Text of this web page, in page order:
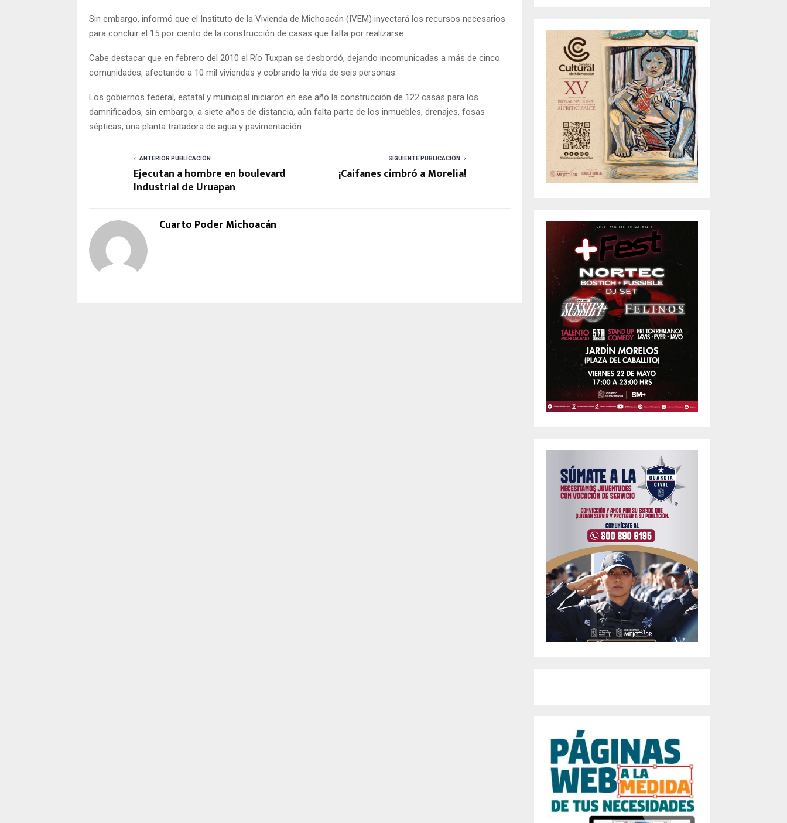
Sin embargo, informó que el Instituto de la Vivienda de Michoacán (IVEM) inyectará los recursos necesarios
para concluir el 15 por ciento de la construcción de casas que falta por realizarse.
Cabe destacar que en febrero del 2010 el Río Tuxpan se desbordó, dejando incomunicadas a más de cinco
comunidades, afectando a 10 mil viviendas y cobrando la vida de seis personas.
Los gobiernos federal, estatal y municipal iniciaron en ese año la construcción de 122 casas para los
damnificados, sin embargo, a siete años de distancia, aún falta parte de los inmuebles, drenajes, fosas
sépticas, una planta tratadora de agua y pavimentación.
ANTERIOR PUBLICACIÓN
Ejecutan a hombre en boulevard
Industrial de Uruapan
SIGUIENTE PUBLICACIÓN
¡Caifanes cimbró a Morelia!
Cuarto Poder Michoacán